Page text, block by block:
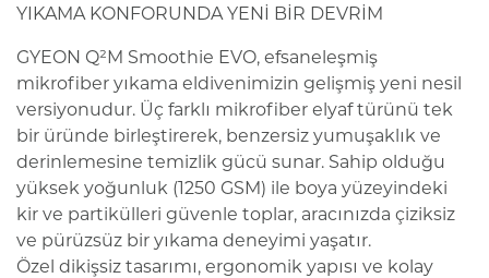
YIKAMA KONFORUNDA YENİ BİR DEVRİM
GYEON Q²M Smoothie EVO, efsaneleşmiş
mikrofiber yıkama eldivenimizin gelişmiş yeni nesil
versiyonudur. Üç farklı mikrofiber elyaf türünü tek
bir üründe birleştirerek, benzersiz yumuşaklık ve
derinlemesine temizlik gücü sunar. Sahip olduğu
yüksek yoğunluk (1250 GSM) ile boya yüzeyindeki
kir ve partikülleri güvenle toplar, aracınızda çiziksiz
ve pürüzsüz bir yıkama deneyimi yaşatır.
Özel dikişsiz tasarımı, ergonomik yapısı ve kolay